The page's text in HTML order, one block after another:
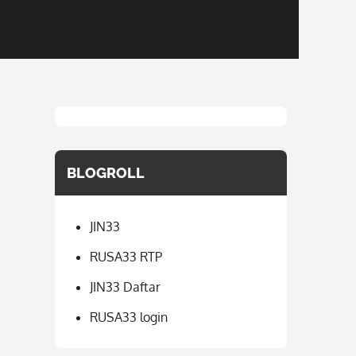
BLOGROLL
JIN33
RUSA33 RTP
JIN33 Daftar
RUSA33 login